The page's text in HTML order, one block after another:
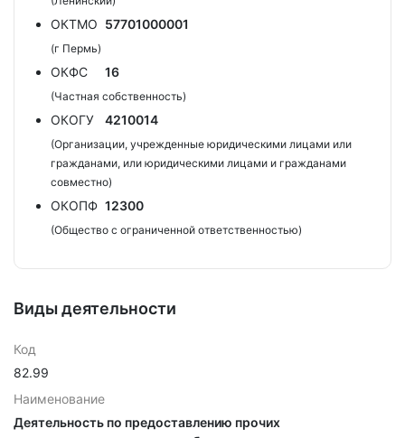
ОКТМО 57701000001
(г Пермь)
ОКФС 16
(Частная собственность)
ОКОГУ 4210014
(Организации, учрежденные юридическими лицами или
гражданами, или юридическими лицами и гражданами
совместно)
ОКОПФ 12300
(Общество с ограниченной ответственностью)
Виды деятельности
Код
82.99
Наименование
Деятельность по предоставлению прочих